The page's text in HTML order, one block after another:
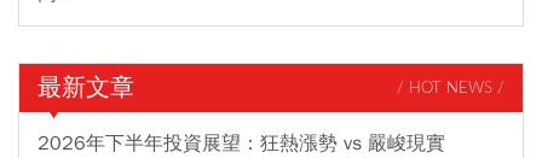
最新文章 / HOT NEWS /
2026年下半年投資展望：狂熱漲勢 vs 嚴峻現實